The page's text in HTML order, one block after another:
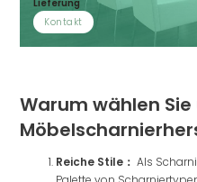
Lieferung
Kontakt
Warum wählen
Reiche Stile： Als